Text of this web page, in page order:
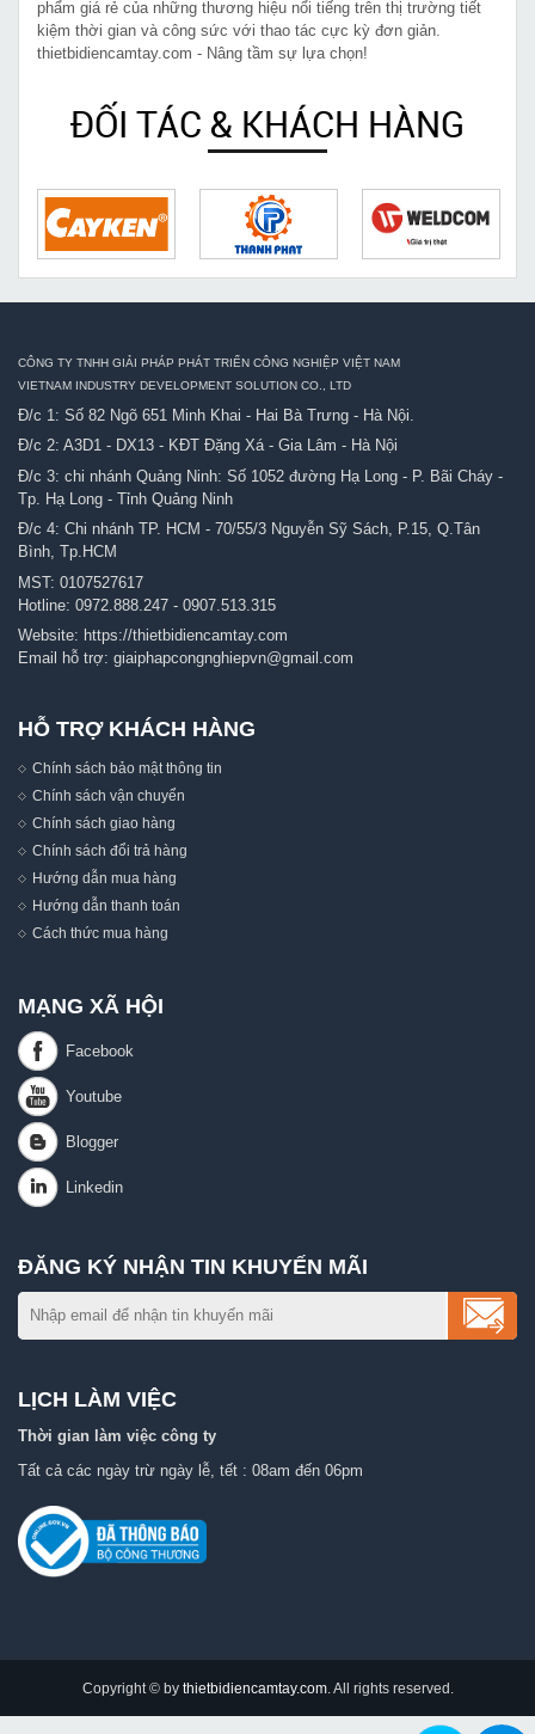
phẩm giá rẻ của những thương hiệu nổi tiếng trên thị trường tiết
kiệm thời gian và công sức với thao tác cực kỳ đơn giản.
thietbidiencamtay.com - Nâng tầm sự lựa chọn!
ĐỐI TÁC & KHÁCH HÀNG
CÔNG TY TNHH GIẢI PHÁP PHÁT TRIỂN CÔNG NGHIỆP VIỆT NAM
VIETNAM INDUSTRY DEVELOPMENT SOLUTION CO., LTD
Đ/c 1: Số 82 Ngõ 651 Minh Khai - Hai Bà Trưng - Hà Nội.
Đ/c 2: A3D1 - DX13 - KĐT Đặng Xá - Gia Lâm - Hà Nội
Đ/c 3: chi nhánh Quảng Ninh: Số 1052 đường Hạ Long - P. Bãi Cháy -
Tp. Hạ Long - Tỉnh Quảng Ninh
Đ/c 4: Chi nhánh TP. HCM - 70/55/3 Nguyễn Sỹ Sách, P.15, Q.Tân
Bình, Tp.HCM
MST: 0107527617
Hotline: 0972.888.247 - 0907.513.315
Website: https://thietbidiencamtay.com
Email hỗ trợ: giaiphapcongnghiepvn@gmail.com
HỖ TRỢ KHÁCH HÀNG
Chính sách bảo mật thông tin
Chính sách vận chuyển
Chính sách giao hàng
Chính sách đổi trả hàng
Hướng dẫn mua hàng
Hướng dẫn thanh toán
Cách thức mua hàng
MẠNG XÃ HỘI
ĐĂNG KÝ NHẬN TIN KHUYẾN MÃI
LỊCH LÀM VIỆC
Thời gian làm việc công ty
Tất cả các ngày trừ ngày lễ, tết : 08am đến 06pm
Copyright © by thietbidiencamtay.com. All rights reserved.